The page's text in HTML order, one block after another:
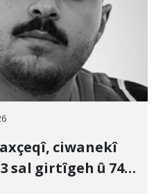
ciwanekî
sal girtîgeh û 74